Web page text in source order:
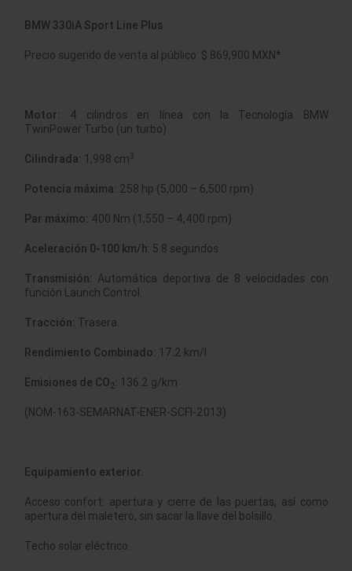
BMW 330iA Sport Line Plus
Precio sugerido de venta al público: $ 869,900 MXN*
Motor: 4 cilindros en línea con la Tecnología BMW
TwinPower Turbo (un turbo)
Cilindrada: 1,998 cm 3
Potencia máxima: 258 hp (5,000 – 6,500 rpm)
Par máximo: 400 Nm (1,550 – 4,400 rpm)
Aceleración 0-100 km/h: 5.8 segundos
Transmisión: Automática deportiva de 8 velocidades con
función Launch Control.
Tracción: Trasera.
Rendimiento Combinado: 17.2 km/l
Emisiones de CO2: 136.2 g/km
(NOM-163-SEMARNAT-ENER-SCFI-2013)
Equipamiento exterior.
Acceso confort: apertura y cierre de las puertas, así como
apertura del maletero, sin sacar la llave del bolsillo.
Techo solar eléctrico.